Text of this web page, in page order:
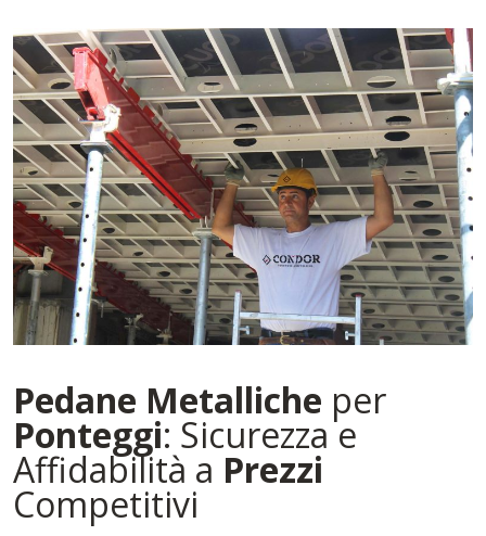
Pedane Metalliche per
Ponteggi: Sicurezza e
Affidabilità a Prezzi
Competitivi